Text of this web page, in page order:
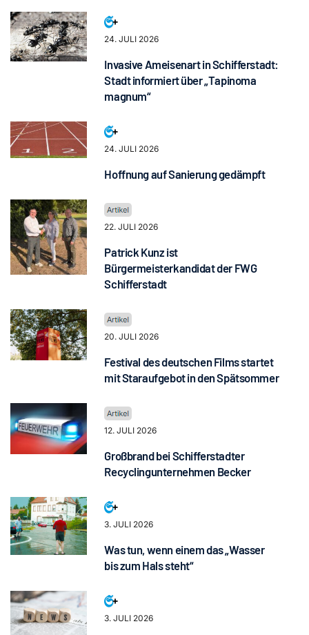
24. JULI 2026
Invasive Ameisenart in Schifferstadt:
Stadt informiert über „Tapinoma
magnum“
24. JULI 2026
Hoffnung auf Sanierung gedämpft
22. JULI 2026
Patrick Kunz ist
Bürgermeisterkandidat der FWG
Schifferstadt
20. JULI 2026
Festival des deutschen Films startet
mit Staraufgebot in den Spätsommer
12. JULI 2026
Großbrand bei Schifferstadter
Recyclingunternehmen Becker
3. JULI 2026
Was tun, wenn einem das „Wasser
bis zum Hals steht“
3. JULI 2026